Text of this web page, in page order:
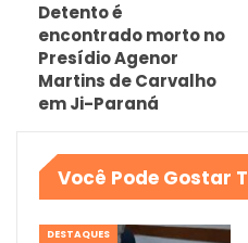
Detento é
encontrado morto no
Presídio Agenor
Martins de Carvalho
em Ji-Paraná
Você Pode Gostar
DESTAQUES